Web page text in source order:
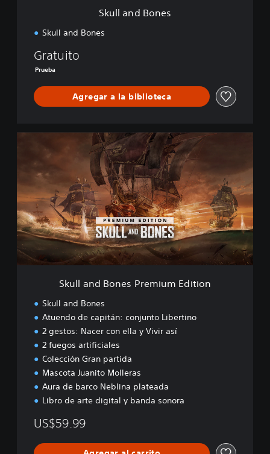
Skull and Bones
Skull and Bones
Gratuito
Prueba
Agregar a la biblioteca
l
a
d
B
n
e
Skull and Bones Premium Edition
Skull and Bones
Atuendo de capitán: conjunto Libertino
2 gestos: Nacer con ella y Vivir así
2 fuegos artificiales
Colección Gran partida
Mascota Juanito Molleras
Aura de barco Neblina plateada
Libro de arte digital y banda sonora
US$59.99